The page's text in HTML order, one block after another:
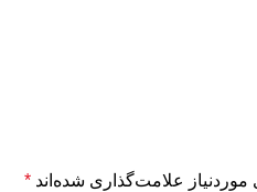
علامت‌گذاری شده‌اند *